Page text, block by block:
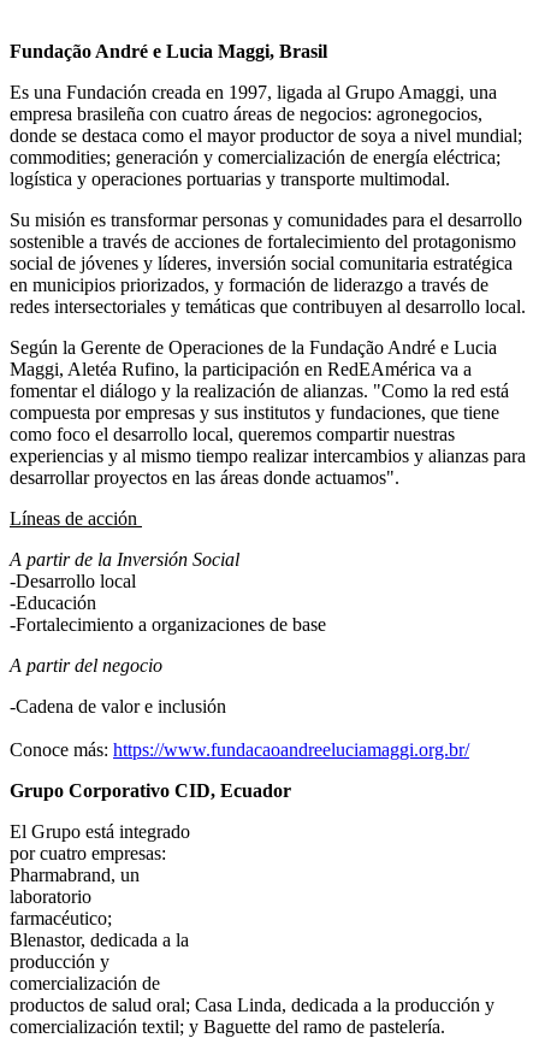
Fundação André e Lucia Maggi, Brasil
Es una Fundación creada en 1997, ligada al Grupo Amaggi, una
empresa brasileña con cuatro áreas de negocios: agronegocios,
donde se destaca como el mayor productor de soya a nivel mundial;
commodities; generación y comercialización de energía eléctrica;
logística y operaciones portuarias y transporte multimodal.
Su misión es transformar personas y comunidades para el desarrollo
sostenible a través de acciones de fortalecimiento del protagonismo
social de jóvenes y líderes, inversión social comunitaria estratégica
en municipios priorizados, y formación de liderazgo a través de
redes intersectoriales y temáticas que contribuyen al desarrollo local.
Según la Gerente de Operaciones de la Fundação André e Lucia
Maggi, Aletéa Rufino, la participación en RedEAmérica va a
fomentar el diálogo y la realización de alianzas. "Como la red está
compuesta por empresas y sus institutos y fundaciones, que tiene
como foco el desarrollo local, queremos compartir nuestras
experiencias y al mismo tiempo realizar intercambios y alianzas para
desarrollar proyectos en las áreas donde actuamos".
Líneas de acción
A partir de la Inversión Social
-Desarrollo local
-Educación
-Fortalecimiento a organizaciones de base
A partir del negocio
-Cadena de valor e inclusión
Conoce más: https://www.fundacaoandreeluciamaggi.org.br/
Grupo Corporativo CID, Ecuador
El Grupo está integrado
por cuatro empresas:
Pharmabrand, un
laboratorio
farmacéutico;
Blenastor, dedicada a la
producción y
comercialización de
productos de salud oral; Casa Linda, dedicada a la producción y
comercialización textil; y Baguette del ramo de pastelería.